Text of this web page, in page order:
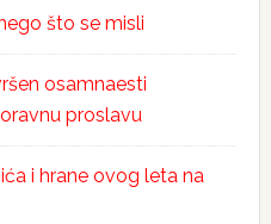
što se misli
osamnaesti
proslavu
i hrane ovog leta na